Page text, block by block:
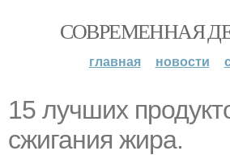
СОВРЕМЕННАЯ
главная новости
15 лучших
сжигания жира.